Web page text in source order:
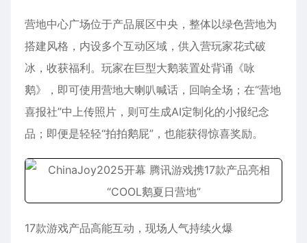
营地中心广场位于产品展区中央，整体以绿色营地为
搭建风格，内设多个互动区域，供入营玩家花式破
冰，收获福利。玩家在巨型大鹅装置处背诵《咏
鹅》，即可使用营地大喇叭喊话，回响全场；在“营地
喜报社”中上传照片，则可生成AI定制化的小报纪念
品；即便是轻轻“拍拍鹅屁”，也能获得惊喜奖励。
17款游戏产品高能互动，现场人气持续火爆